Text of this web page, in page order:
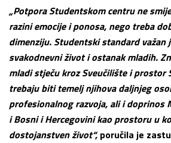
„Potpora Studentskom centru ne
razini emocije i ponosa, nego treba
dimenziju. Studentski standard važan
svakodnevni život i ostanak mladih.
mladi stječu kroz Sveučilište i prostor
trebaju biti temelj njihova daljnjeg
profesionalnog razvoja, ali i doprinos
i Bosni i Hercegovini kao prostoru u
dostojanstven život“, poručila je